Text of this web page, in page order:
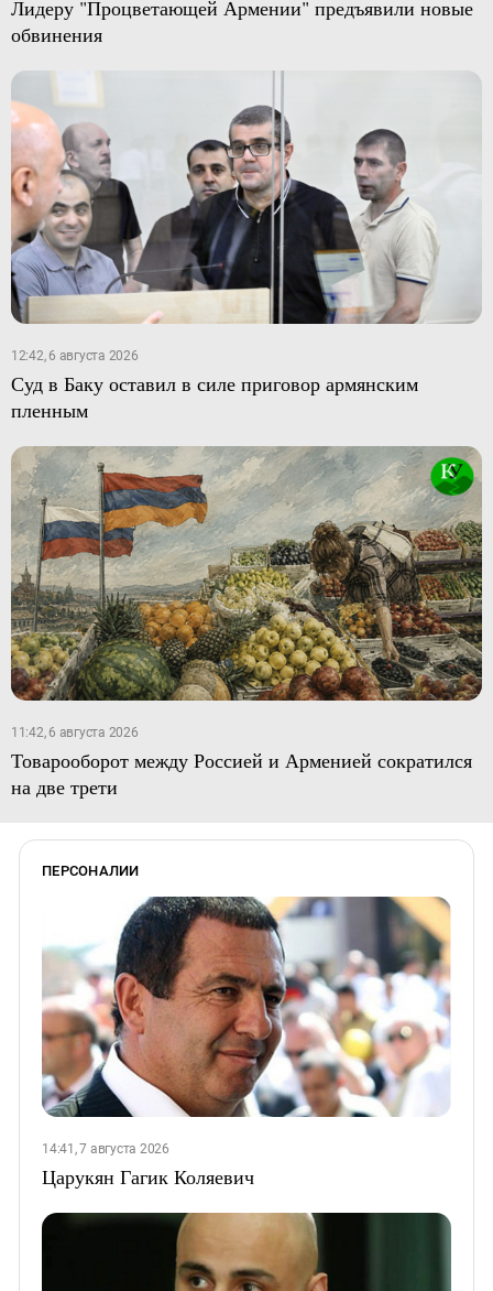
Лидеру "Процветающей Армении" предъявили новые
обвинения
12:42, 6 августа 2026
Суд в Баку оставил в силе приговор армянским
пленным
11:42, 6 августа 2026
Товарооборот между Россией и Арменией сократился
на две трети
ПЕРСОНАЛИИ
14:41, 7 августа 2026
Царукян Гагик Коляевич